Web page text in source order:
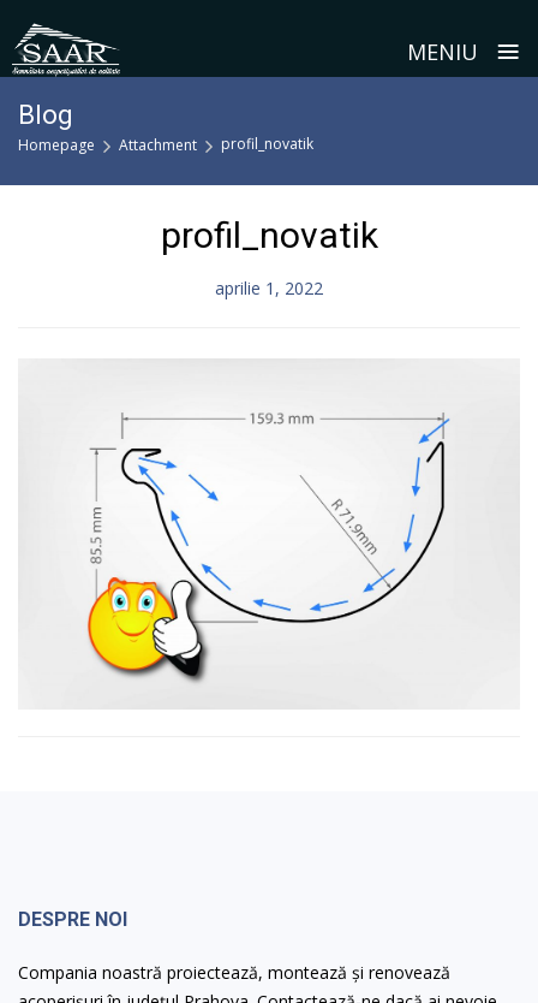
MENIU ≡
content
Blog
Homepage Attachment profil_novatik
profil_novatik
aprilie 1, 2022
DESPRE NOI
Compania noastră proiectează, montează și renovează